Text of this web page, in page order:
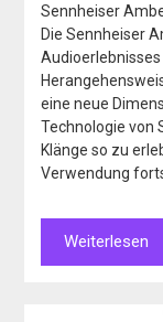
Sennheiser
Die Sennheiser
eine neue
Technologie von
Klänge so zu
Verwendung
Weiterlesen